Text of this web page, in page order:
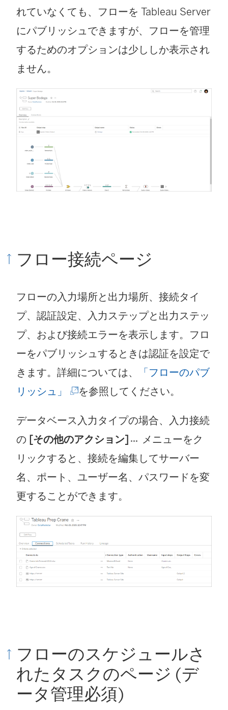
れていなくても、フローを Tableau Server
にパブリッシュできますが、フローを管理
するためのオプションは少ししか表示され
ません。
フロー接続ページ
フローの入力場所と出力場所、接続タイ
プ、認証設定、入力ステップと出力ステッ
プ、および接続エラーを表示します。フロ
ーをパブリッシュするときは認証を設定で
きます。詳細については、
「フローのパブ
リッシュ」
(
し
い
ウ
ィ
ン
ド
ウ
開
く
)
を参照してください。
データベース入力タイプの場合、入力接続
の [その他のアクション]
メニューをク
リックすると、接続を編集してサーバー
名、ポート、ユーザー名、パスワードを変
更することができます。
フローのスケジュールさ
れたタスクのページ (デ
ータ管理必須)